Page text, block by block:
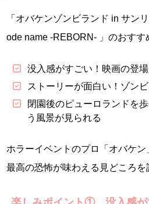
「オバケンゾンビランド in サン
ode name -REBORN- 」のおすす
没入感がすごい！映画の登
ストーリーが面白い！ゾン
閉園後のピューロランドを
う風景が見られる
ホラーイベントのプロ「オバケ
最高の恐怖が味わえる見どころを